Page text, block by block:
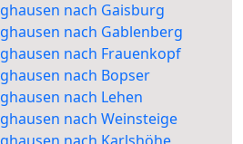
nach Gaisburg
nach Gablenberg
nach Frauenkopf
nach Bopser
nach Lehen
nach Weinsteige